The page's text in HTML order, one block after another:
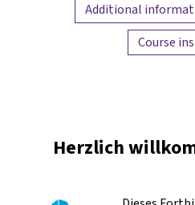
Additional
Course
Herzlich